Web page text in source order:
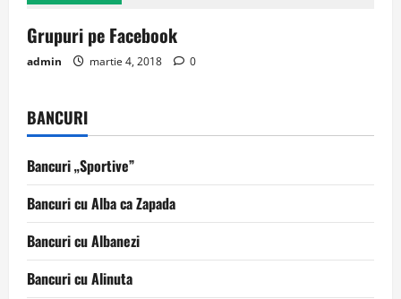
Grupuri pe Facebook
admin martie 4, 2018 0
BANCURI
Bancuri „Sportive”
Bancuri cu Alba ca Zapada
Bancuri cu Albanezi
Bancuri cu Alinuta